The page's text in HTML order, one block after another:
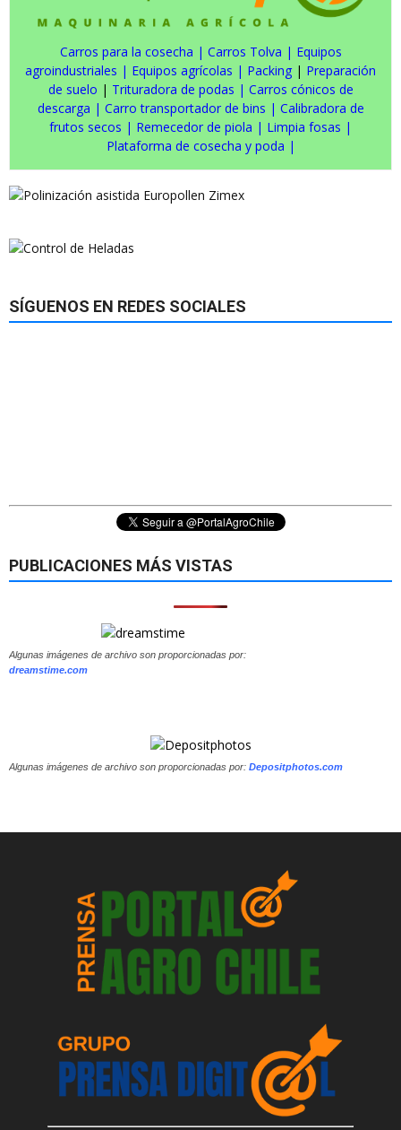
Carros para la cosecha | Carros Tolva | Equipos
agroindustriales | Equipos agrícolas | Packing | Preparación
de suelo | Trituradora de podas | Carros cónicos de
descarga | Carro transportador de bins | Calibradora de
frutos secos | Remecedor de piola | Limpia fosas |
Plataforma de cosecha y poda |
SÍGUENOS EN REDES SOCIALES
PUBLICACIONES MÁS VISTAS
Algunas imágenes de archivo son proporcionadas por:
dreamstime.com
Algunas imágenes de archivo son proporcionadas por: Depositphotos.com